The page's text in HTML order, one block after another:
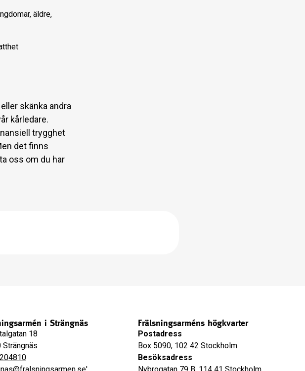
äldre,
skänka andra
kårledare.
trygghet
det finns
oss om du har
i Strängnäs
18
Strängnäs
Frälsningsarméns högkvarter
Postadress
Box 5090, 102 42 Stockholm
Besöksadress